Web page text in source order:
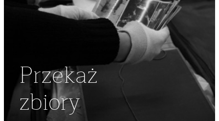
Przekaż
zbiory